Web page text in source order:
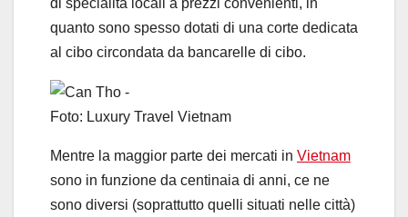
quanto sono spesso dotati di una corte dedicata
al cibo circondata da bancarelle di cibo.
Foto: Luxury Travel Vietnam
Mentre la maggior parte dei mercati in Vietnam
sono in funzione da centinaia di anni, ce ne
sono diversi (soprattutto quelli situati nelle città)